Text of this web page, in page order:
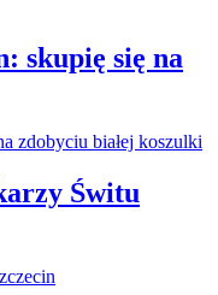
skupię się na
Świtu